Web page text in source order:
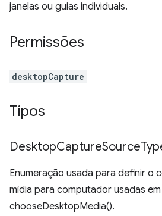
janelas ou guias individuais.
Permissões
desktopCapture
Tipos
DesktopCaptureSource
Enumeração usada para definir o
mídia para computador usadas em
chooseDesktopMedia().